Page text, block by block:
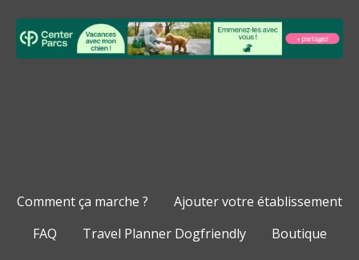
Comment ça marche ?
Ajouter votre établissement
FAQ
Travel Planner Dogfriendly
Boutique